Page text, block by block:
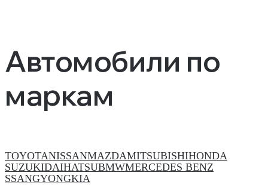
Автомобили по
маркам
TOYOTANISSANMAZDAMITSUBISHIHONDA
SUZUKIDAIHATSUBMWMERCEDES BENZ
SSANGYONGKIA